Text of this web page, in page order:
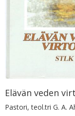
Elävän veden
Pastori, teol.tri G. A.